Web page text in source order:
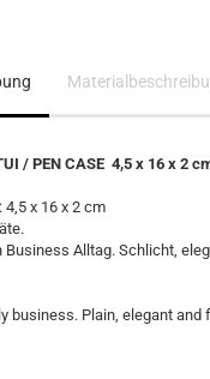
/ PEN CASE 4,5 x 16 x 2
x 16 x 2 cm
Alltag. Schlicht,
business. Plain, elegant and